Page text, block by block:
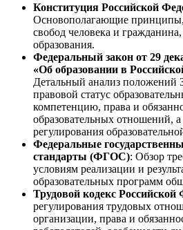
Конституция Российской
Основополагающие
свобод человека и
образования.
Федеральный закон от 29
«Об образовании в
Детальный анализ положений
правовой статус
компетенцию, права и
образовательных отношений,
регулирования
Федеральные
стандарты (ФГОС): Обзор
условиям реализации и
образовательных программ
Трудовой кодекс Российской
регулирования трудовых
организации, права и